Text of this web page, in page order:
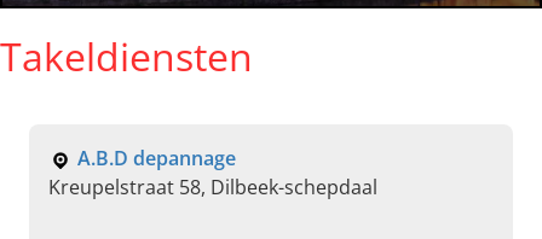
Takeldiensten
A.B.D depannage
Kreupelstraat 58, Dilbeek-schepdaal